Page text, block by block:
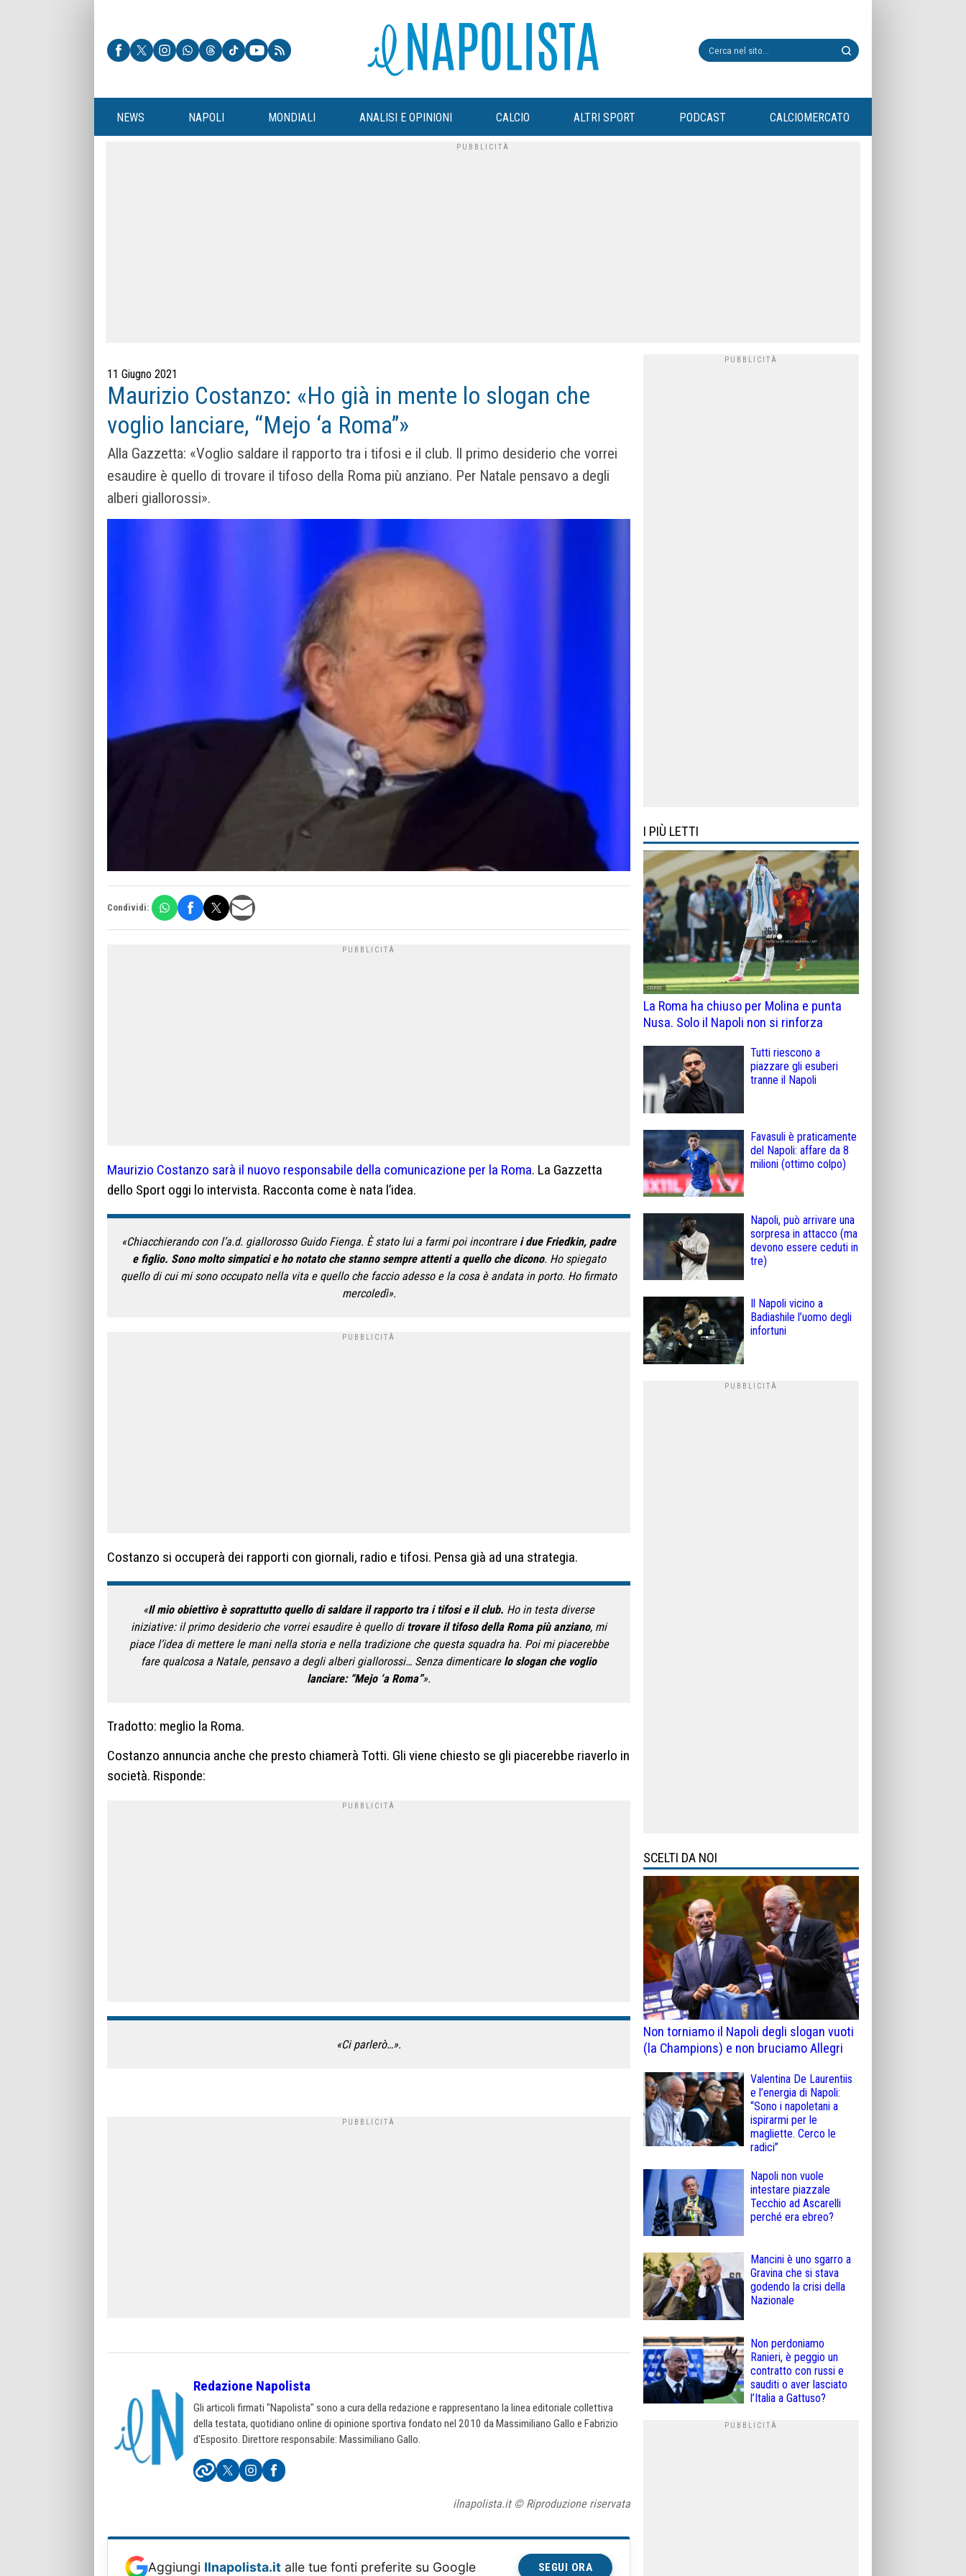
NEWS NAPOLI MONDIALI ANALISI E OPINIONI CALCIO ALTRI SPORT PODCAST CALCIOMERCATO
11 Giugno 2021
Maurizio Costanzo: «Ho già in mente lo slogan che
voglio lanciare, “Mejo ‘a Roma”»
Alla Gazzetta: «Voglio saldare il rapporto tra i tifosi e il club. Il primo desiderio che vorrei
esaudire è quello di trovare il tifoso della Roma più anziano. Per Natale pensavo a degli
alberi giallorossi».
Condividi:
Maurizio Costanzo sarà il nuovo responsabile della comunicazione per la Roma. La Gazzetta
dello Sport oggi lo intervista. Racconta come è nata l’idea.
«Chiacchierando con l’a.d. giallorosso Guido Fienga. È stato lui a farmi poi incontrare i due Friedkin, padre
e figlio. Sono molto simpatici e ho notato che stanno sempre attenti a quello che dicono. Ho spiegato
quello di cui mi sono occupato nella vita e quello che faccio adesso e la cosa è andata in porto. Ho firmato
mercoledì».
Costanzo si occuperà dei rapporti con giornali, radio e tifosi. Pensa già ad una strategia.
«Il mio obiettivo è soprattutto quello di saldare il rapporto tra i tifosi e il club. Ho in testa diverse
iniziative: il primo desiderio che vorrei esaudire è quello ditrovare il tifoso della Roma più anziano, mi
piace l’idea di mettere le mani nella storia e nella tradizione che questa squadra ha. Poi mi piacerebbe
fare qualcosa a Natale, pensavo a degli alberi giallorossi… Senza dimenticare lo slogan che voglio
lanciare: “Mejo ‘a Roma”».
Tradotto: meglio la Roma.
Costanzo annuncia anche che presto chiamerà Totti. Gli viene chiesto se gli piacerebbe riaverlo in
società. Risponde:
«Ci parlerò…».
Redazione Napolista
Gli articoli firmati "Napolista" sono a cura della redazione e rappresentano la linea editoriale collettiva
della testata, quotidiano online di opinione sportiva fondato nel 2010 da Massimiliano Gallo e Fabrizio
d'Esposito. Direttore responsabile: Massimiliano Gallo.
ilnapolista.it © Riproduzione riservata
Aggiungi Ilnapolista.it alle tue fonti preferite su Google SEGUI ORA
I PIÙ LETTI
La Roma ha chiuso per Molina e punta
Nusa. Solo il Napoli non si rinforza
Tutti riescono a
piazzare gli esuberi
tranne il Napoli
Favasuli è praticamente
del Napoli: affare da 8
milioni (ottimo colpo)
Napoli, può arrivare una
sorpresa in attacco (ma
devono essere ceduti in
tre)
Il Napoli vicino a
Badiashile l’uomo degli
infortuni
SCELTI DA NOI
Non torniamo il Napoli degli slogan vuoti
(la Champions) e non bruciamo Allegri
Valentina De Laurentiis
e l’energia di Napoli:
“Sono i napoletani a
ispirarmi per le
magliette. Cerco le
radici”
Napoli non vuole
intestare piazzale
Tecchio ad Ascarelli
perché era ebreo?
Mancini è uno sgarro a
Gravina che si stava
godendo la crisi della
Nazionale
Non perdoniamo
Ranieri, è peggio un
contratto con russi e
sauditi o aver lasciato
l’Italia a Gattuso?